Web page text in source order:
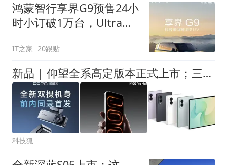
鸿蒙智行享界G9预售24小
时小订破1万台，Ultra占
IT之家 20跟贴
新品 | 仰望全系高定版本正式上市；三星 Z Fold8 国内首销
科技狐